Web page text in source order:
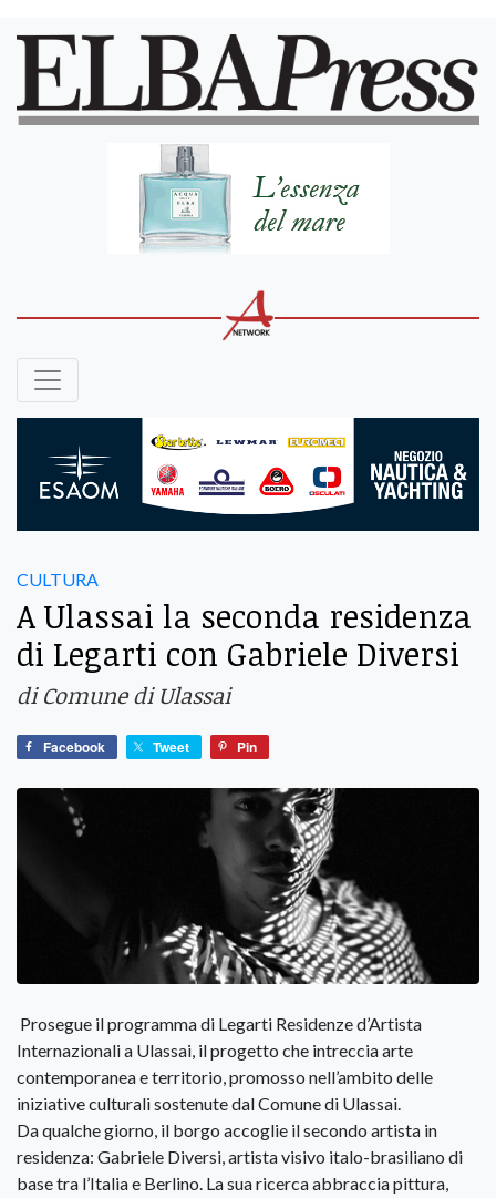
CULTURA
A Ulassai la seconda residenza
di Legarti con Gabriele Diversi
di Comune di Ulassai
Facebook Tweet Pin
Prosegue il programma di Legarti Residenze d’Artista
Internazionali a Ulassai, il progetto che intreccia arte
contemporanea e territorio, promosso nell’ambito delle
iniziative culturali sostenute dal Comune di Ulassai.
Da qualche giorno, il borgo accoglie il secondo artista in
residenza: Gabriele Diversi, artista visivo italo-brasiliano di
base tra l’Italia e Berlino. La sua ricerca abbraccia pittura,